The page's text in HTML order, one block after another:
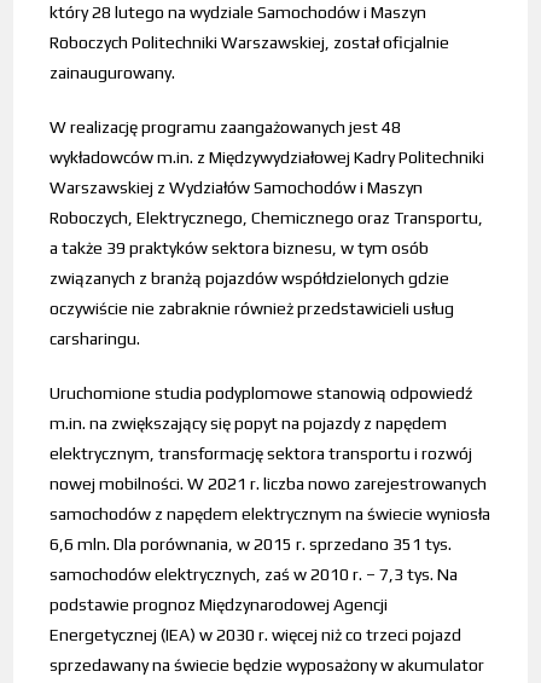
który 28 lutego na wydziale Samochodów i Maszyn
Roboczych Politechniki Warszawskiej, został oficjalnie
zainaugurowany.
W realizację programu zaangażowanych jest 48
wykładowców m.in. z Międzywydziałowej Kadry Politechniki
Warszawskiej z Wydziałów Samochodów i Maszyn
Roboczych, Elektrycznego, Chemicznego oraz Transportu,
a także 39 praktyków sektora biznesu, w tym osób
związanych z branżą pojazdów współdzielonych gdzie
oczywiście nie zabraknie również przedstawicieli usług
carsharingu.
Uruchomione studia podyplomowe stanowią odpowiedź
m.in. na zwiększający się popyt na pojazdy z napędem
elektrycznym, transformację sektora transportu i rozwój
nowej mobilności. W 2021 r. liczba nowo zarejestrowanych
samochodów z napędem elektrycznym na świecie wyniosła
6,6 mln. Dla porównania, w 2015 r. sprzedano 351 tys.
samochodów elektrycznych, zaś w 2010 r. – 7,3 tys. Na
podstawie prognoz Międzynarodowej Agencji
Energetycznej (IEA) w 2030 r. więcej niż co trzeci pojazd
sprzedawany na świecie będzie wyposażony w akumulator